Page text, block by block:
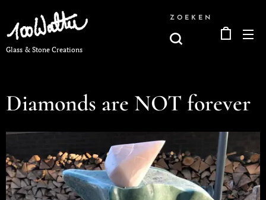
Glass & Stone Creations
ZOEKEN
Diamonds are NOT forever